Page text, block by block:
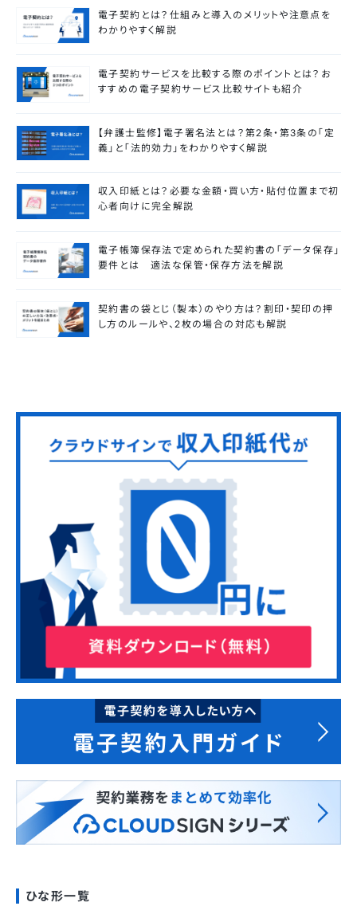
電子契約とは？仕組みと導入のメリットや注意点を
わかりやすく解説
電子契約サービスを比較する際のポイントとは？お
すすめの電子契約サービス比較サイトも紹介
【弁護士監修】電子署名法とは？第2条・第3条の「定
義」と「法的効力」をわかりやすく解説
収入印紙とは？必要な金額・買い方・貼付位置まで初
心者向けに完全解説
電子帳簿保存法で定められた契約書の「データ保存」
要件とは 適法な保管・保存方法を解説
契約書の袋とじ（製本）のやり方は？割印・契印の押
し方のルールや、2枚の場合の対応も解説
ひな形一覧